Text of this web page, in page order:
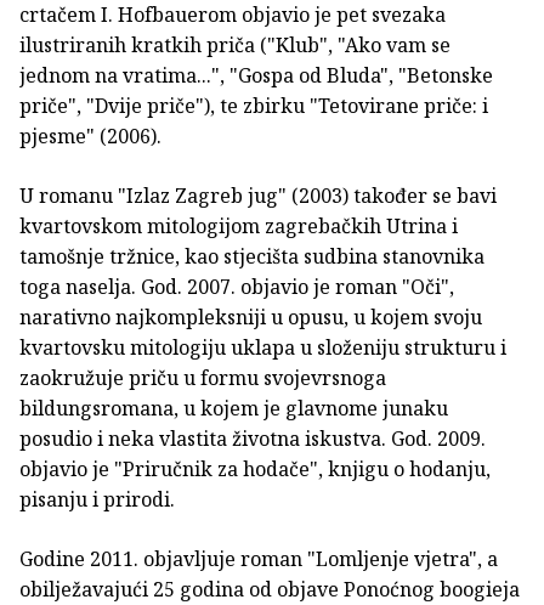
crtačem I. Hofbauerom objavio je pet svezaka
ilustriranih kratkih priča ("Klub", "Ako vam se
jednom na vratima...", "Gospa od Bluda", "Betonske
priče", "Dvije priče"), te zbirku "Tetovirane priče: i
pjesme" (2006).
U romanu "Izlaz Zagreb jug" (2003) također se bavi
kvartovskom mitologijom zagrebačkih Utrina i
tamošnje tržnice, kao stjecišta sudbina stanovnika
toga naselja. God. 2007. objavio je roman "Oči",
narativno najkompleksniji u opusu, u kojem svoju
kvartovsku mitologiju uklapa u složeniju strukturu i
zaokružuje priču u formu svojevrsnoga
bildungsromana, u kojem je glavnome junaku
posudio i neka vlastita životna iskustva. God. 2009.
objavio je "Priručnik za hodače", knjigu o hodanju,
pisanju i prirodi.
Godine 2011. objavljuje roman "Lomljenje vjetra", a
obilježavajući 25 godina od objave Ponoćnog boogieja